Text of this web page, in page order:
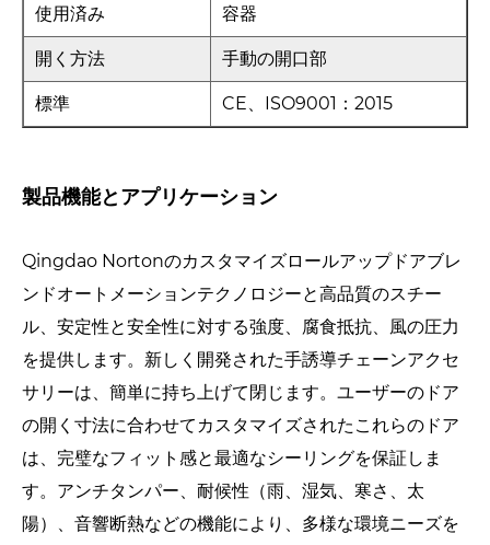
使用済み 容器
開く方法 手動の開口部
標準 CE、ISO9001：2015
製品機能とアプリケーション
Qingdao Nortonのカスタマイズロールアップドアブレ
ンドオートメーションテクノロジーと高品質のスチー
ル、安定性と安全性に対する強度、腐食抵抗、風の圧力
を提供します。新しく開発された手誘導チェーンアクセ
サリーは、簡単に持ち上げて閉じます。ユーザーのドア
の開く寸法に合わせてカスタマイズされたこれらのドア
は、完璧なフィット感と最適なシーリングを保証しま
す。アンチタンパー、耐候性（雨、湿気、寒さ、太
陽）、音響断熱などの機能により、多様な環境ニーズを